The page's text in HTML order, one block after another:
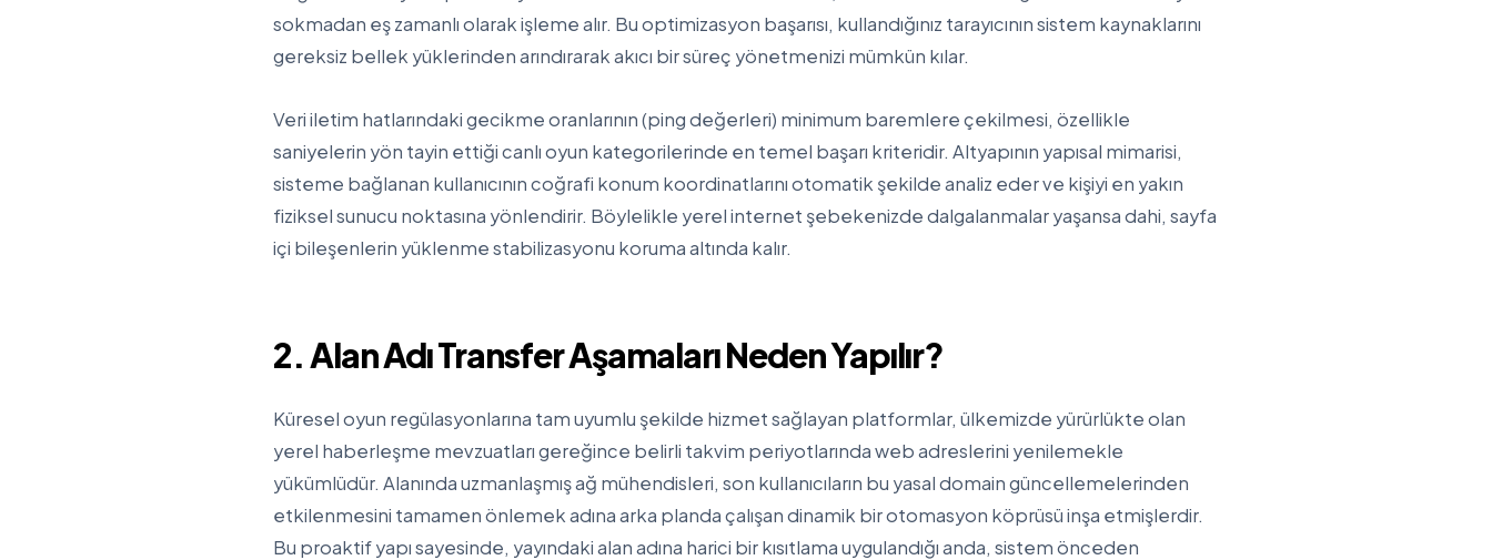
sokmadan eş zamanlı olarak işleme alır. Bu optimizasyon başarısı, kullandığınız tarayıcının sistem kaynaklarını
gereksiz bellek yüklerinden arındırarak akıcı bir süreç yönetmenizi mümkün kılar.
Veri iletim hatlarındaki gecikme oranlarının (ping değerleri) minimum baremlere çekilmesi, özellikle
saniyelerin yön tayin ettiği canlı oyun kategorilerinde en temel başarı kriteridir. Altyapının yapısal mimarisi,
sisteme bağlanan kullanıcının coğrafi konum koordinatlarını otomatik şekilde analiz eder ve kişiyi en yakın
fiziksel sunucu noktasına yönlendirir. Böylelikle yerel internet şebekenizde dalgalanmalar yaşansa dahi, sayfa
içi bileşenlerin yüklenme stabilizasyonu koruma altında kalır.
2. Alan Adı Transfer Aşamaları Neden Yapılır?
Küresel oyun regülasyonlarına tam uyumlu şekilde hizmet sağlayan platformlar, ülkemizde yürürlükte olan
yerel haberleşme mevzuatları gereğince belirli takvim periyotlarında web adreslerini yenilemekle
yükümlüdür. Alanında uzmanlaşmış ağ mühendisleri, son kullanıcıların bu yasal domain güncellemelerinden
etkilenmesini tamamen önlemek adına arka planda çalışan dinamik bir otomasyon köprüsü inşa etmişlerdir.
Bu proaktif yapı sayesinde, yayındaki alan adına harici bir kısıtlama uygulandığı anda, sistem önceden